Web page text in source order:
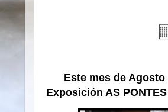
Este mes de Agosto
Exposición AS